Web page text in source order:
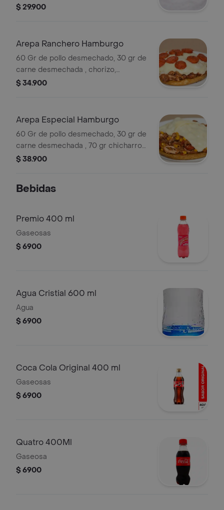
BBQ.
$ 29.900
Arepa Ranchero Hamburgo
60 Gr de pollo desmechado, 30 gr de
carne desmechada , chorizo,
ensalada de la casa, ripio ,queso,
$ 34.900
Arepa Especial Hamburgo
60 Gr de pollo desmechado, 30 gr de
carne desmechada , 70 gr chicharron,
chorizo, maicitos , ensalada de la
$ 38.900
Bebidas
Premio 400 ml
Gaseosas
$ 6900
Agua Cristial 600 ml
Agua
$ 6900
Coca Cola Original 400 ml
Gaseosas
$ 6900
Quatro 400Ml
Gaseosa
$ 6900